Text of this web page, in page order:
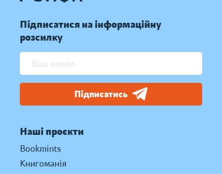
Підписатися на інформаційну
розсилку
Підписатись
Наші проєкти
Bookmints
Книгоманія